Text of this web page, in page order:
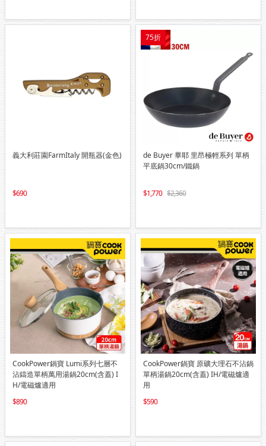
義大利莊園FarmItaly 開瓶器(金色)
690
75折
de Buyer 畢耶 里昂極輕系列 單柄
平底鍋30cm/鐵鍋
1,770 2,360
CookPower鍋寶 Lumi系列七層不
沾鑄造單柄萬用湯鍋20cm(含蓋) I
H/電磁爐適用
890
CookPower鍋寶 原礦大理石不沾鍋
單柄湯鍋20cm(含蓋) IH/電磁爐適
用
590